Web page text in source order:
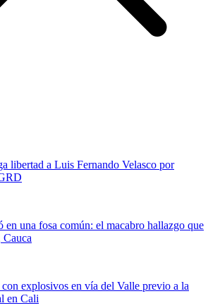
libertad a Luis Fernando Velasco por
en una fosa común: el macabro hallazgo que
Cauca
explosivos en vía del Valle previo a la
en Cali